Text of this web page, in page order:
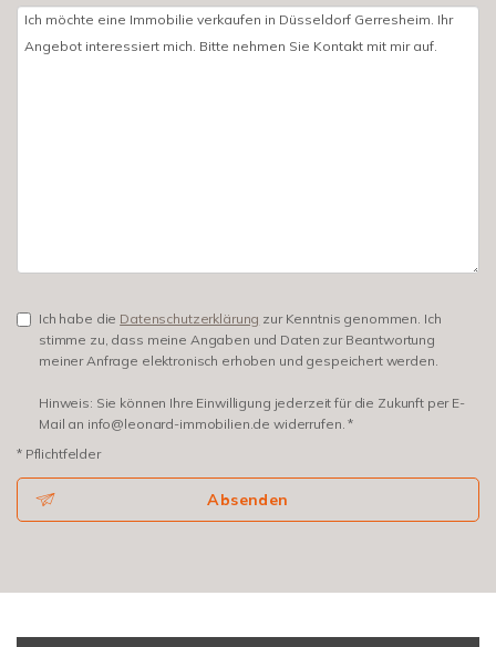
Ich habe die Datenschutzerklärung zur Kenntnis genommen. Ich
stimme zu, dass meine Angaben und Daten zur Beantwortung
meiner Anfrage elektronisch erhoben und gespeichert werden.
Hinweis: Sie können Ihre Einwilligung jederzeit für die Zukunft per E-
Mail an info@leonard-immobilien.de widerrufen. *
* Pflichtfelder
Absenden